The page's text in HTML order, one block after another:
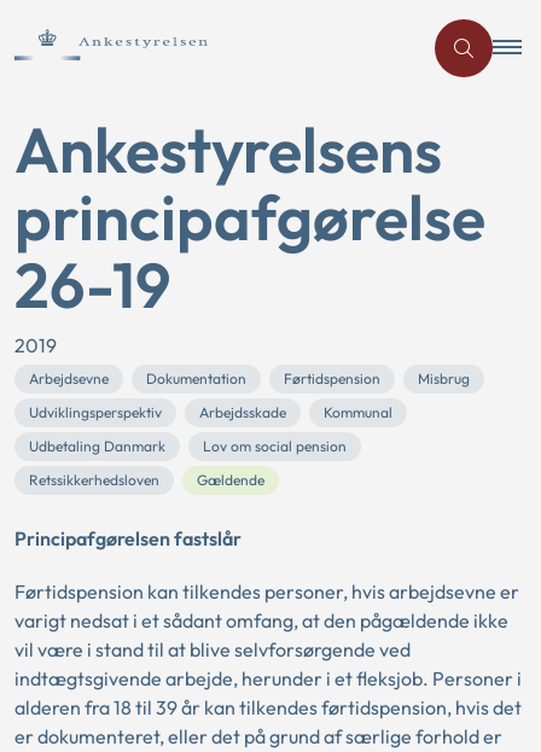
Ankestyrelsens
principafgørelse
26-19
2019
Arbejdsevne Dokumentation Førtidspension
Misbrug
Udviklingsperspektiv
Arbejdsskade
Kommunal
Udbetaling Danmark
Lov om social pension
Retssikkerhedsloven
Gældende
Principafgørelsen fastslår
Førtidspension kan tilkendes personer, hvis arbejdsevne er
varigt nedsat i et sådant omfang, at den pågældende ikke
vil være i stand til at blive selvforsørgende ved
indtægtsgivende arbejde, herunder i et fleksjob. Personer i
alderen fra 18 til 39 år kan tilkendes førtidspension, hvis det
er dokumenteret, eller det på grund af særlige forhold er